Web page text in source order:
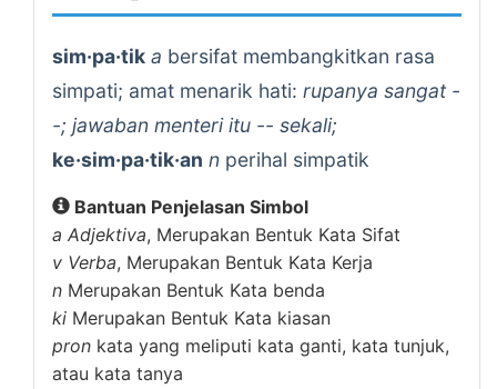
sim·pa·tik a bersifat membangkitkan rasa
simpati; amat menarik hati: rupanya sangat -
-; jawaban menteri itu -- sekali;
ke·sim·pa·tik·an n perihal simpatik
Bantuan Penjelasan Simbol
a Adjektiva, Merupakan Bentuk Kata Sifat
v Verba, Merupakan Bentuk Kata Kerja
n Merupakan Bentuk Kata benda
ki Merupakan Bentuk Kata kiasan
pron kata yang meliputi kata ganti, kata tunjuk,
atau kata tanya